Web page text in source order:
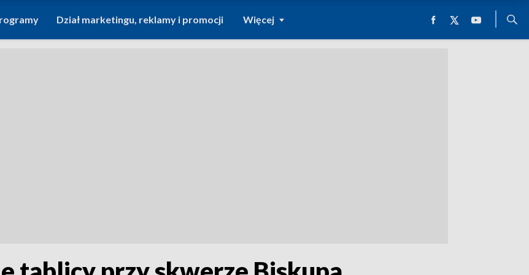
Dział marketingu, reklamy i promocji Więcej